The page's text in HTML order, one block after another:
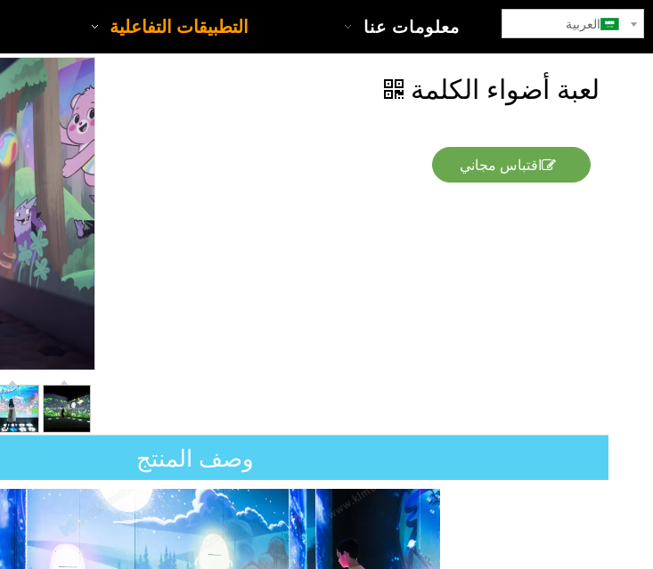
معلومات عنا التطبيقات التفاعلية العربية
لعبة أضواء الكلمة
اقتباس مجاني
وصف المنتج